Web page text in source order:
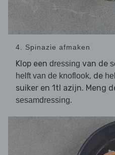
4. Spinazie afmaken
Klop een dressing van de
helft van de knoflook, de
suiker en 1tl azijn. Meng
sesamdressing.